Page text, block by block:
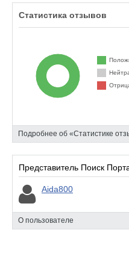
Поиск Портал.ру находится
4б, вы можете поделиться
данного заведения с
Статистика отзывов
Подробнее об «Статистике
Представитель Поиск
Aida800
О пользователе